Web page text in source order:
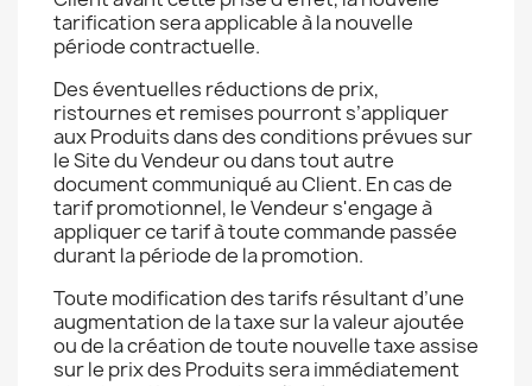
tarification sera applicable à la nouvelle
période contractuelle.
Des éventuelles réductions de prix,
ristournes et remises pourront s’appliquer
aux Produits dans des conditions prévues sur
le Site du Vendeur ou dans tout autre
document communiqué au Client. En cas de
tarif promotionnel, le Vendeur s'engage à
appliquer ce tarif à toute commande passée
durant la période de la promotion.
Toute modification des tarifs résultant d’une
augmentation de la taxe sur la valeur ajoutée
ou de la création de toute nouvelle taxe assise
sur le prix des Produits sera immédiatement